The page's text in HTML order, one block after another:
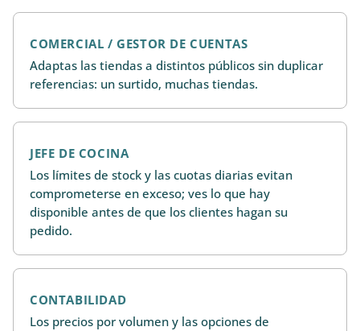
COMERCIAL / GESTOR DE CUENTAS
Adaptas las tiendas a distintos públicos sin duplicar
referencias: un surtido, muchas tiendas.
JEFE DE COCINA
Los límites de stock y las cuotas diarias evitan
comprometerse en exceso; ves lo que hay
disponible antes de que los clientes hagan su
pedido.
CONTABILIDAD
Los precios por volumen y las opciones de